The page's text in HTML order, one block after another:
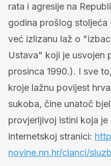
rata i agresije na
godina prošlog stoljeća
već izlizanu laž o
Ustava" koji je usvojen
prosinca 1990.). I sve
kroje lažnu povijest
sukoba, čine unatoč
provjerljivoj istini koja
internetskoj stranici:
novine.nn.hr/clanci/